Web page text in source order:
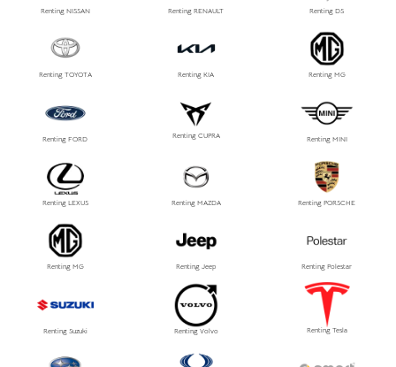
Renting NISSAN Renting RENAULT Renting DS
Renting TOYOTA Renting KIA Renting MG
Renting FORD Renting CUPRA Renting MINI
Renting LEXUS Renting MAZDA Renting PORSCHE
Renting MG Renting Jeep Renting Polestar
Renting Suzuki Renting Volvo Renting Tesla